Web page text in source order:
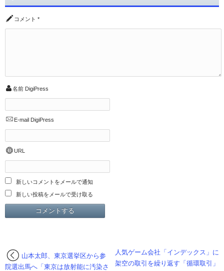
コメント *
名前 DigiPress
E-mail DigiPress
URL
新しいコメントをメールで通知
新しい投稿をメールで受け取る
人気ゲーム会社「インデックス」に
架空の取引を繰り返す「循環取引」
山本太郎、東京選挙区から参
院選出馬へ「東京は放射能に汚染さ